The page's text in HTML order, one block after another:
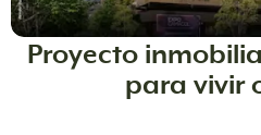
Proyecto
para vivir